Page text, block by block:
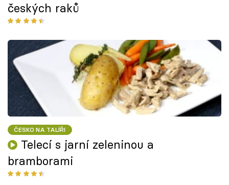
českých raků
ČESKO NA TALÍŘI
Telecí s jarní zeleninou a
bramborami